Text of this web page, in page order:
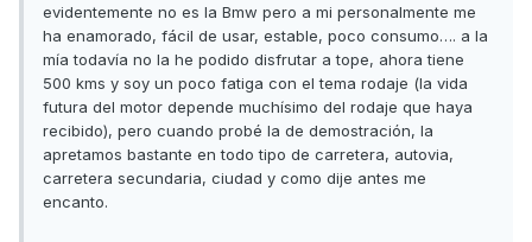
evidentemente no es la Bmw pero a mi personalmente me
ha enamorado, fácil de usar, estable, poco consumo…. a la
mía todavía no la he podido disfrutar a tope, ahora tiene
500 kms y soy un poco fatiga con el tema rodaje (la vida
futura del motor depende muchísimo del rodaje que haya
recibido), pero cuando probé la de demostración, la
apretamos bastante en todo tipo de carretera, autovia,
carretera secundaria, ciudad y como dije antes me
encanto.